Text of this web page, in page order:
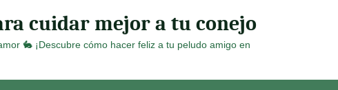
cuidar mejor a tu conejo
🐇 ¡Descubre cómo hacer feliz a tu peludo amigo en